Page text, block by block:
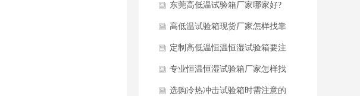
好?怎样选择?
东莞高低温试验箱厂家哪家好?
怎样选择靠谱的
高低温试验箱现货厂家怎样找靠
谱的
定制高低温恒温恒湿试验箱要注
意什么
专业恒温恒湿试验箱厂家怎样找
比较靠谱?
选购冷热冲击试验箱时需注意的